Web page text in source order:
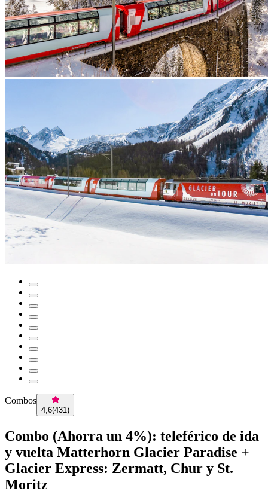
Combos
4,6(431)
Combo (Ahorra un 4%): teleférico de ida
y vuelta Matterhorn Glacier Paradise +
Glacier Express: Zermatt, Chur y St.
Moritz